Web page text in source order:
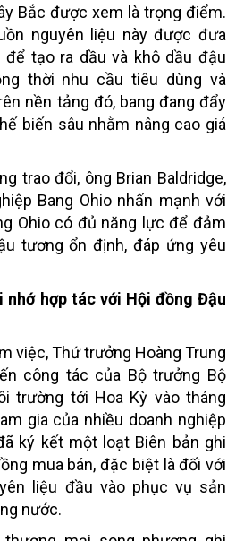
Bắc được xem là trọng điểm.
nguyên liệu này được đưa
tạo ra dầu và khô dầu đậu
thời nhu cầu tiêu dùng và
nền tảng đó, bang đang đẩy
biến sâu nhằm nâng cao giá
trao đổi, ông Brian Baldridge,
Bang Ohio nhấn mạnh với
Ohio có đủ năng lực để đảm
tương ổn định, đáp ứng yêu
nhớ hợp tác với Hội đồng Đậu
việc, Thứ trưởng Hoàng Trung
công tác của Bộ trưởng Bộ
trường tới Hoa Kỳ vào tháng
gia của nhiều doanh nghiệp
ký kết một loạt Biên bản ghi
mua bán, đặc biệt là đối với
liệu đầu vào phục vụ sản
nước.